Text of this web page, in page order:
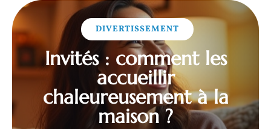
DIVERTISSEMENT
Invités : comment les
accueillir
chaleureusement à la
maison ?